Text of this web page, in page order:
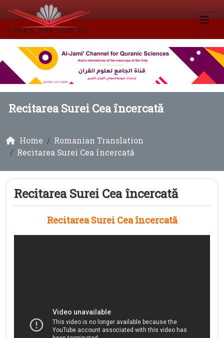
Recitarea Surei Cea încercată
Home
Romanian Translation
Recitarea Surei Cea încercată
Recitarea Surei Cea încercată
Recitarea Surei Cea încercată